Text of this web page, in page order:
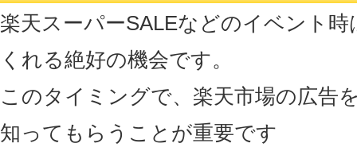
楽天スーパーSALEなどのイベント
くれる絶好の機会です。
このタイミングで、楽天市場の広告
知ってもらうことが重要です